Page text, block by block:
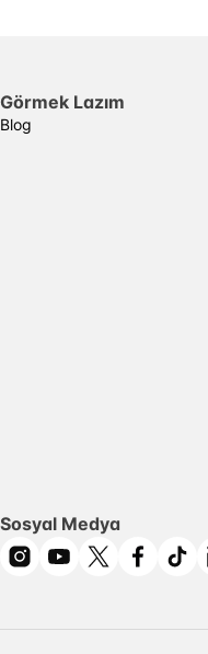
Görmek Lazım
Blog
Sosyal Medya